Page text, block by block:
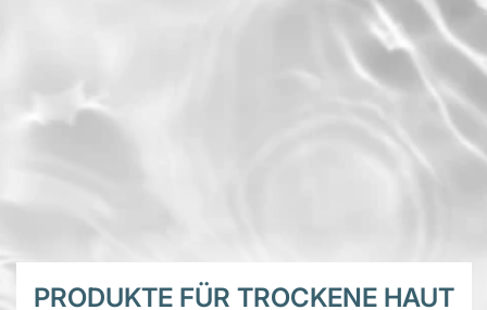
PRODUKTE FÜR TROCKENE HAUT